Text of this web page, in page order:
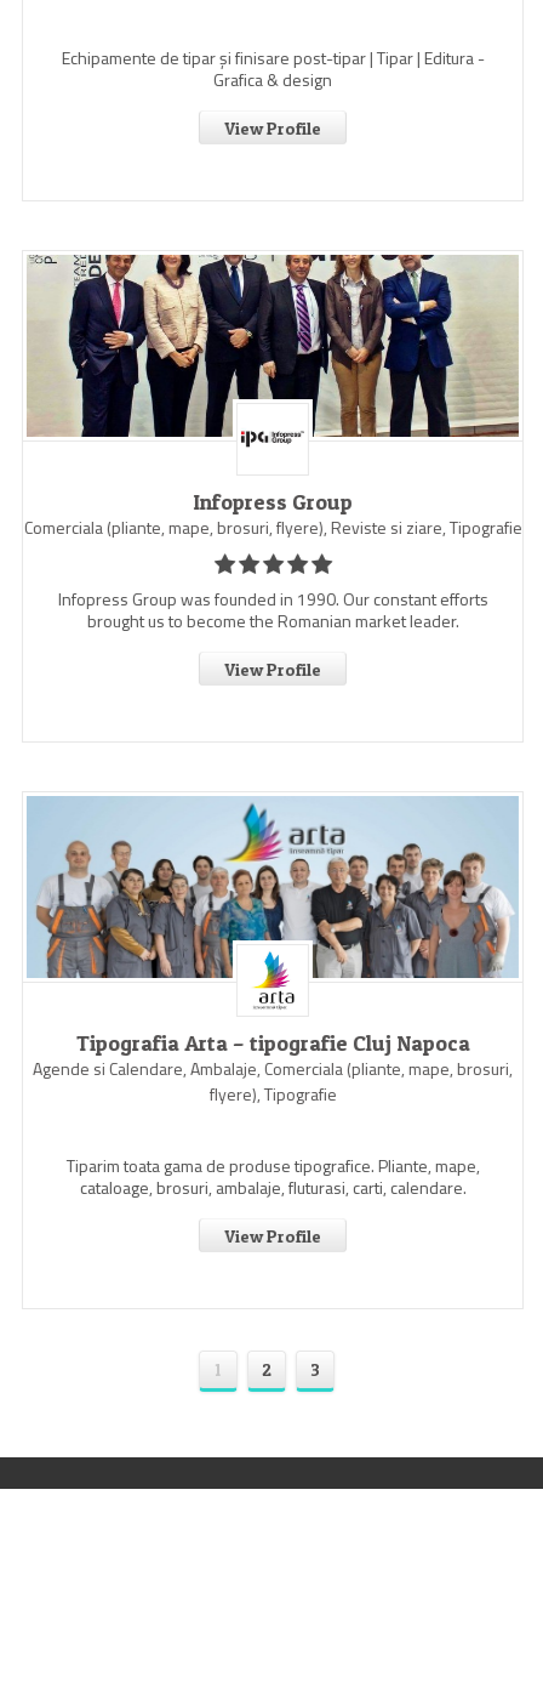
Echipamente de tipar și finisare post-tipar | Tipar | Editura -
Grafica & design
View Profile
Infopress Group
Comerciala (pliante, mape, brosuri, flyere), Reviste si ziare, Tipografie
Infopress Group was founded in 1990. Our constant efforts
brought us to become the Romanian market leader.
View Profile
Tipografia Arta – tipografie Cluj Napoca
Agende si Calendare, Ambalaje, Comerciala (pliante, mape, brosuri,
flyere), Tipografie
Tiparim toata gama de produse tipografice. Pliante, mape,
cataloage, brosuri, ambalaje, fluturasi, carti, calendare.
View Profile
1 2 3